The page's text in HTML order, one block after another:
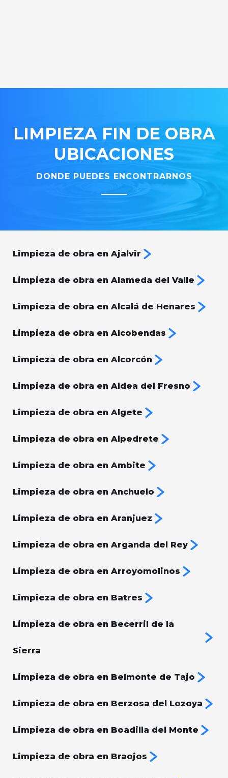
LIMPIEZA FIN DE OBRA
UBICACIONES
DONDE PUEDES ENCONTRARNOS
Limpieza de obra en Ajalvir
Limpieza de obra en Alameda del Valle
Limpieza de obra en Alcalá de Henares
Limpieza de obra en Alcobendas
Limpieza de obra en Alcorcón
Limpieza de obra en Aldea del Fresno
Limpieza de obra en Algete
Limpieza de obra en Alpedrete
Limpieza de obra en Ambite
Limpieza de obra en Anchuelo
Limpieza de obra en Aranjuez
Limpieza de obra en Arganda del Rey
Limpieza de obra en Arroyomolinos
Limpieza de obra en Batres
Limpieza de obra en Becerril de la
Sierra
Limpieza de obra en Belmonte de Tajo
Limpieza de obra en Berzosa del Lozoya
Limpieza de obra en Boadilla del Monte
Limpieza de obra en Braojos